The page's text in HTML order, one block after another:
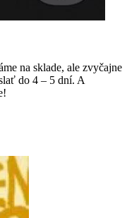
na sklade, ale zvyčajne
do 4 – 5 dní. A